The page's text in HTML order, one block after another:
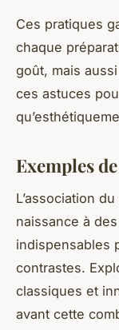
Ces pratiques
chaque
goût, mais
ces astuces
Exemples
L’association du
naissance à
indispensables
contrastes.
classiques et
avant cette